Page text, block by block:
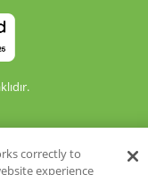
correctly to
experience